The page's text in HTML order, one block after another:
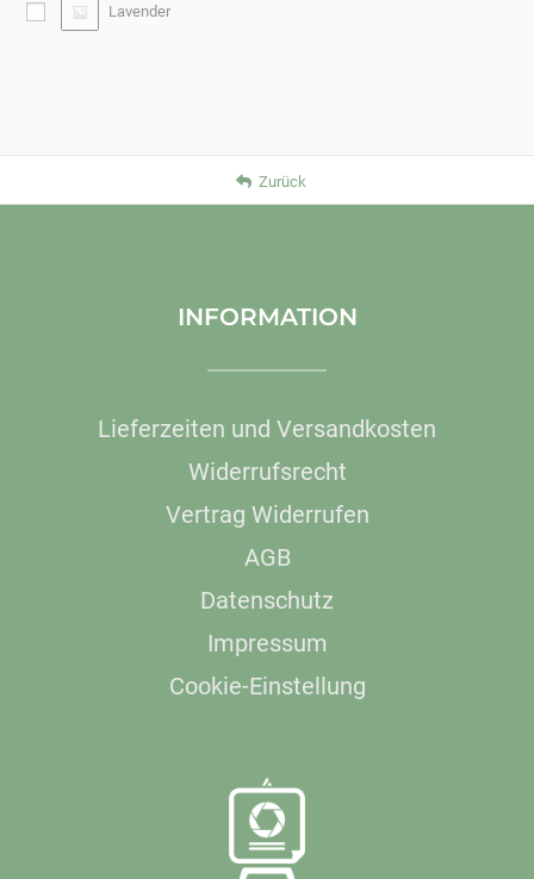
Lavender
Zurück
INFORMATION
Lieferzeiten und Versandkosten
Widerrufsrecht
Vertrag Widerrufen
AGB
Datenschutz
Impressum
Cookie-Einstellung